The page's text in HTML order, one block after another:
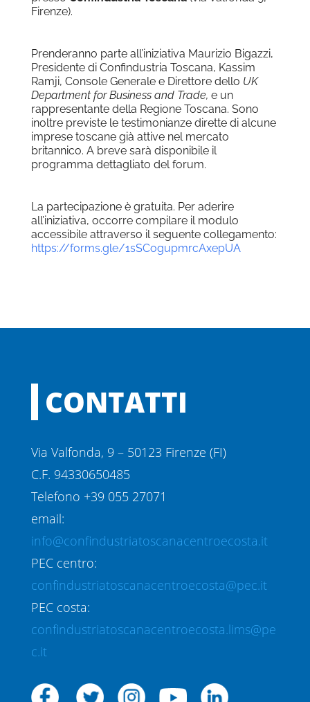
Firenze).
Prenderanno parte all’iniziativa Maurizio Bigazzi,
Presidente di Confindustria Toscana, Kassim
Ramji, Console Generale e Direttore dello UK
Department for Business and Trade, e un
rappresentante della Regione Toscana. Sono
inoltre previste le testimonianze dirette di alcune
imprese toscane già attive nel mercato
britannico. A breve sarà disponibile il
programma dettagliato del forum.
La partecipazione è gratuita. Per aderire
all’iniziativa, occorre compilare il modulo
accessibile attraverso il seguente collegamento:
https://forms.gle/1sSCogupmrcAxepUA
CONTATTI
Via Valfonda, 9 – 50123 Firenze (FI)
C.F. 94330650485
Telefono +39 055 27071
email:
info@confindustriatoscanacentroecosta.it
PEC centro:
confindustriatoscanacentroecosta@pec.it
PEC costa:
confindustriatoscanacentroecosta.lims@pe
c.it